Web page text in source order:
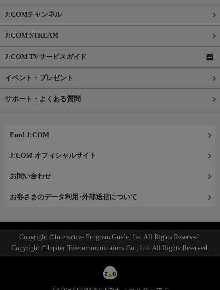
J:COMチャンネル
J:COM STREAM
J:COM TVサービスガイド
イベント・プレゼント
サポート・よくある質問
Fun! J:COM
J:COM オフィシャルサイト
お問い合わせ
お客さまのデータ利用･外部送信について
Copyright ©Interactive Program Guide, Inc.All Rights Reserved.
Copyright ©Jupiter Telecommunications Co., Ltd.All Rights Reserved.